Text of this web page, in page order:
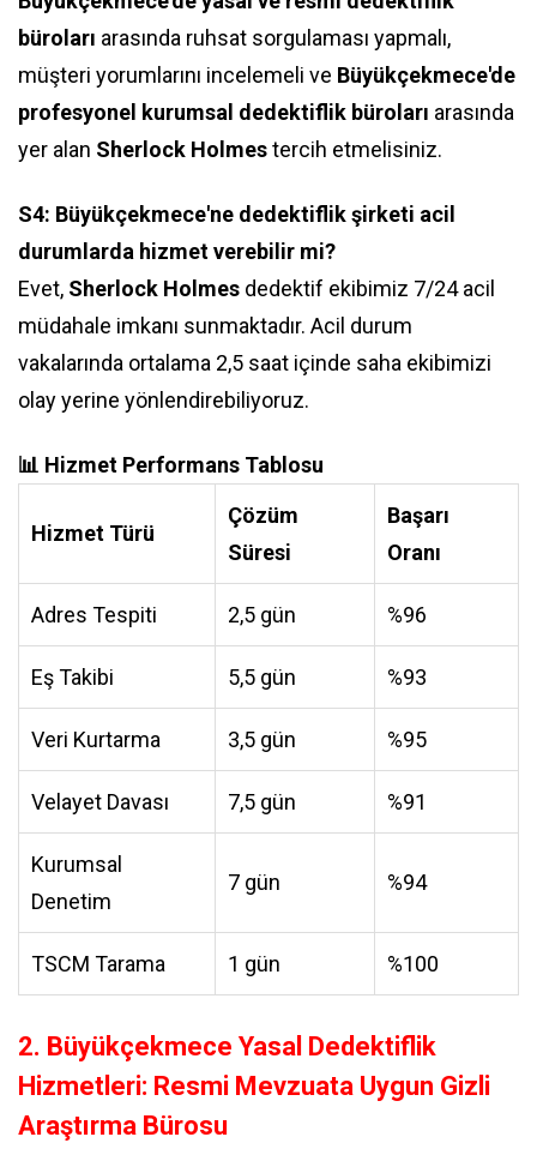
büroları arasında ruhsat sorgulaması yapmalı,
müşteri yorumlarını incelemeli ve Büyükçekmece'de
profesyonel kurumsal dedektiflik büroları arasında
yer alan Sherlock Holmestercih etmelisiniz.
S4: Büyükçekmece'ne dedektiflik şirketi acil
durumlarda hizmet verebilir mi?
Evet, Sherlock Holmes dedektif ekibimiz 7/24 acil
müdahale imkanı sunmaktadır. Acil durum
vakalarında ortalama 2,5 saat içinde saha ekibimizi
olay yerine yönlendirebiliyoruz.
📊 Hizmet Performans Tablosu
Hizmet Türü
Çözüm
Süresi
Başarı
Oranı
Adres Tespiti 2,5 gün %96
Eş Takibi 5,5 gün %93
Veri Kurtarma 3,5 gün %95
Velayet Davası 7,5 gün %91
Kurumsal
Denetim
7 gün %94
TSCM Tarama 1 gün %100
2. Büyükçekmece Yasal Dedektiflik
Hizmetleri: Resmi Mevzuata Uygun Gizli
Araştırma Bürosu